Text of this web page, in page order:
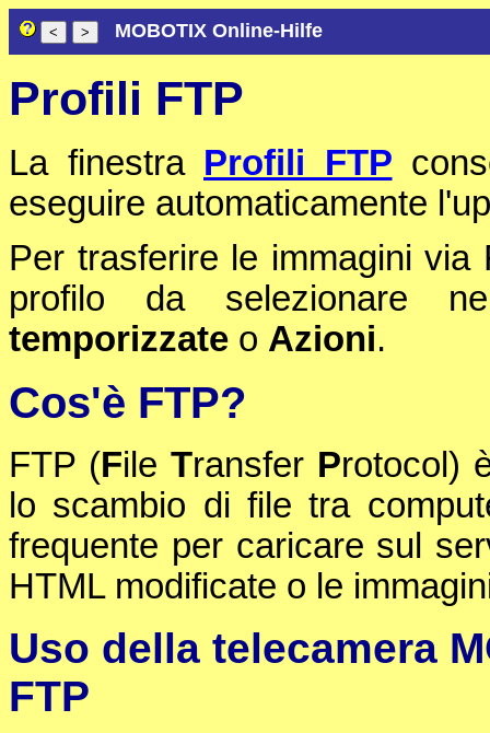
MOBOTIX Online-Hilfe
Profili FTP
La finestra Profili FTP
eseguire automaticamente
Per trasferire le immagini
profilo da selezionare
temporizzate o Azioni.
Cos'è FTP?
FTP (File Transfer Protocol)
lo scambio di file tra
frequente per caricare sul
HTML modificate o le
Uso della telecamera
FTP